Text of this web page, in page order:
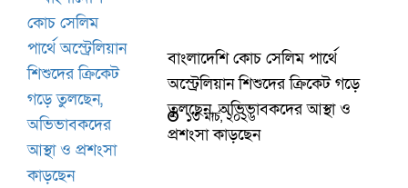
বাংলাদেশি কোচ সেলিম পার্থে
অস্ট্রেলিয়ান শিশুদের ক্রিকেট গড়ে
তুলছেন, অভিভাবকদের আস্থা ও
প্রশংসা কাড়ছেন
১৩ মার্চ, ২০২৬